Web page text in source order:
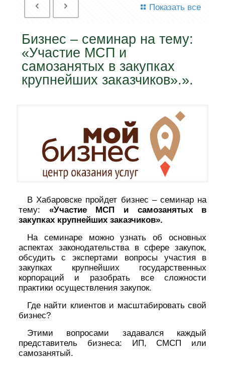
Показать все
Бизнес – семинар на тему:
«Участие МСП и
самозанятых в закупках
крупнейших заказчиков».».
В Хабаровске пройдет бизнес – семинар на
тему: «Участие МСП и самозанятых в
закупках крупнейших заказчиков».
На семинаре можно узнать об основных
аспектах законодательства в сфере закупок,
обсудить с экспертами вопросы участия в
закупках крупнейших государственных
корпораций и разобрать все сложности
практики осуществления закупок.
Где найти клиентов и масштабировать свой
бизнес?
Этими вопросами задавался каждый
представитель бизнеса: ИП, СМСП или
самозанятый.